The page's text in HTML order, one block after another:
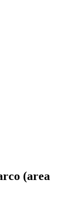
(area